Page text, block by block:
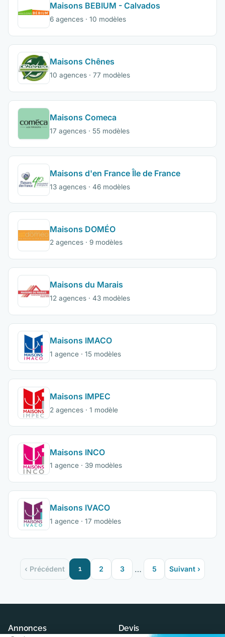
Maisons BEBIUM - Calvados
6 agences · 10 modèles
Maisons Chênes
10 agences · 77 modèles
Maisons Comeca
17 agences · 55 modèles
Maisons d'en France Île de France
13 agences · 46 modèles
Maisons DOMÉO
2 agences · 9 modèles
Maisons du Marais
12 agences · 43 modèles
Maisons IMACO
1 agence · 15 modèles
Maisons IMPEC
2 agences · 1 modèle
Maisons INCO
1 agence · 39 modèles
Maisons IVACO
1 agence · 17 modèles
‹ Précédent 1 2 3 … 5 Suivant ›
Annonces Devis